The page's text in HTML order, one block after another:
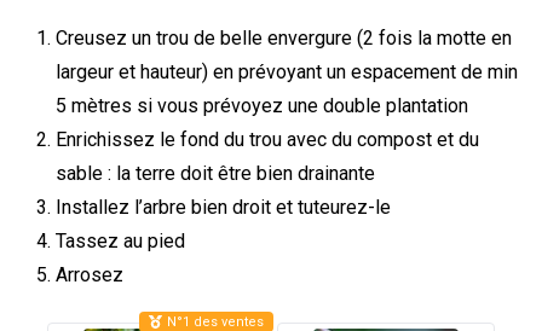
Creusez un trou de belle envergure (2 fois la motte en
largeur et hauteur) en prévoyant un espacement de min
5 mètres si vous prévoyez une double plantation
Enrichissez le fond du trou avec du compost et du
sable : la terre doit être bien drainante
Installez l’arbre bien droit et tuteurez-le
Tassez au pied
Arrosez
N°1 des ventes